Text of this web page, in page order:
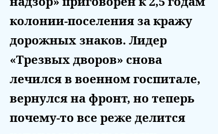
колонии-поселения за кражу
дорожных знаков. Лидер
«Трезвых дворов» снова
лечился в военном госпитале,
вернулся на фронт, но теперь
почему-то все реже делится